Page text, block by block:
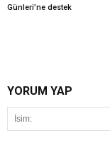
Günleri’ne destek
YORUM YAP